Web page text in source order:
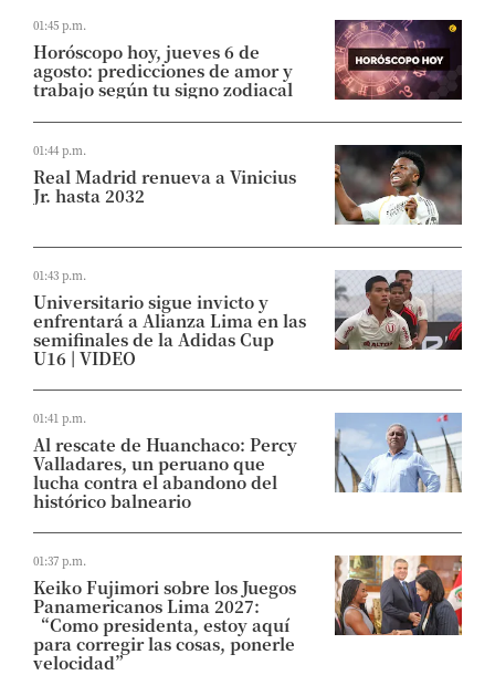
01:45 p.m.
Horóscopo hoy, jueves 6 de
agosto: predicciones de amor y
trabajo según tu signo zodiacal
01:44 p.m.
Real Madrid renueva a Vinicius
Jr. hasta 2032
01:43 p.m.
Universitario sigue invicto y
enfrentará a Alianza Lima en las
semifinales de la Adidas Cup
U16 | VIDEO
01:41 p.m.
Al rescate de Huanchaco: Percy
Valladares, un peruano que
lucha contra el abandono del
histórico balneario
01:37 p.m.
Keiko Fujimori sobre los Juegos
Panamericanos Lima 2027:
“Como presidenta, estoy aquí
para corregir las cosas, ponerle
velocidad”